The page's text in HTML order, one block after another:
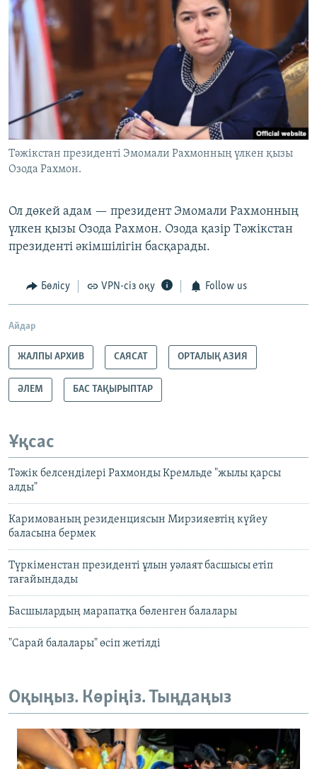
Тәжікстан президенті Эмомали Рахмонның үлкен қызы
Озода Рахмон.
Ол дөкей адам — президент Эмомали Рахмонның
үлкен қызы Озода Рахмон. Озода қазір Тәжікстан
президенті әкімшілігін басқарады.
Бөлісу VPN-сіз оқу Follow us
Айдар
ЖАЛПЫ АРХИВ САЯСАТ ОРТАЛЫҚ АЗИЯ
ӘЛЕМ БАС ТАҚЫРЫПТАР
Ұқсас
Тәжік белсенділері Рахмонды Кремльде "жылы қарсы
алды"
Каримованың резиденциясын Мирзияевтің күйеу
баласына бермек
Түркіменстан президенті ұлын уәлаят басшысы етіп
тағайындады
Басшылардың марапатқа бөленген балалары
"Сарай балалары" өсіп жетілді
Оқыңыз. Көріңіз. Тыңдаңыз